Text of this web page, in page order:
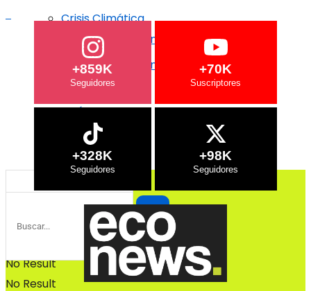
Agricultura regenerativa
Océanos
Bosques
No Result
Crisis Climática
Agricultura regenerativa
Océanos
Bosques
No Result
+859K +70K
+328K +98K